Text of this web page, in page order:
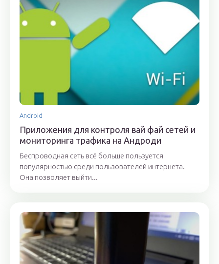
Android
Приложения для контроля вай фай сетей и
мониторинга трафика на Андроди
Беспроводная сеть всё больше пользуется
популярностью среди пользователей интернета.
Она позволяет выйти...